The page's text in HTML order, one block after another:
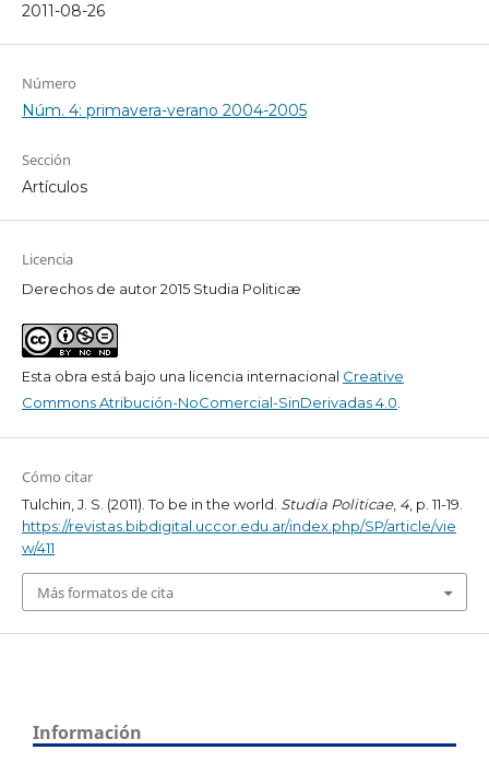
2011-08-26
Número
Núm. 4: primavera-verano 2004-2005
Sección
Artículos
Licencia
Derechos de autor 2015 Studia Politicæ
Esta obra está bajo una licencia internacional Creative
Commons Atribución-NoComercial-SinDerivadas 4.0.
Cómo citar
Tulchin, J. S. (2011). To be in the world. Studia Politicae, 4, p. 11-19.
https://revistas.bibdigital.uccor.edu.ar/index.php/SP/article/vie
w/411
Más formatos de cita
Información